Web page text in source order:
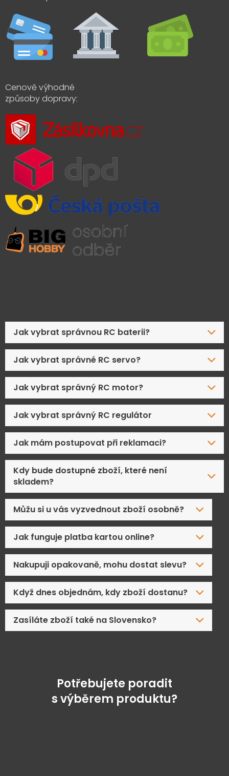
Cenově výhodné
způsoby dopravy:
Jak vybrat správnou RC baterii?
Jak vybrat správné RC servo?
Jak vybrat správný RC motor?
Jak vybrat správný RC regulátor
Jak mám postupovat při reklamaci?
Kdy bude dostupné zboží, které není
skladem?
Můžu si u vás vyzvednout zboží osobně?
Jak funguje platba kartou online?
Nakupuji opakovaně, mohu dostat slevu?
Když dnes objednám, kdy zboží dostanu?
Zasíláte zboží také na Slovensko?
Potřebujete poradit
s výběrem produktu?